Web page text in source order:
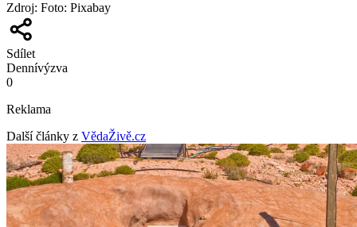
Zdroj: Foto: Pixabay
Sdílet
Dennívýzva
0
Reklama
Další články z VědaŽivě.cz